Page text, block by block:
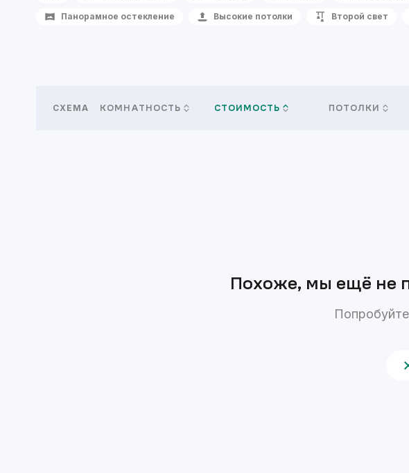
Панорамное остекление Высокие потолки Второй свет
СХЕМА КОМНАТНОСТЬ СТОИМОСТЬ ПОТОЛКИ
Похоже, мы ещё не